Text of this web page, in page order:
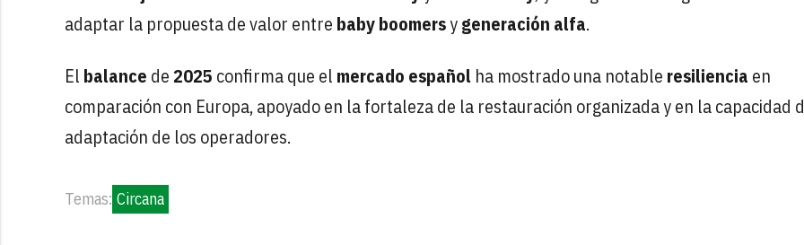
adaptar la propuesta de valor entre baby boomersygeneración alfa.
El balance de2025 confirma que el mercado español ha mostrado una notable resiliencia en
comparación con Europa, apoyado en la fortaleza de la restauración organizada y en la capacidad
adaptación de los operadores.
Temas: Circana